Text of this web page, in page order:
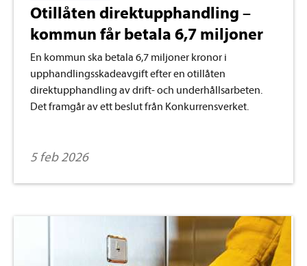
Otillåten direktupphandling –
kommun får betala 6,7 miljoner
En kommun ska betala 6,7 miljoner kronor i
upphandlingsskadeavgift efter en otillåten
direktupphandling av drift- och underhållsarbeten.
Det framgår av ett beslut från Konkurrensverket.
5 feb 2026